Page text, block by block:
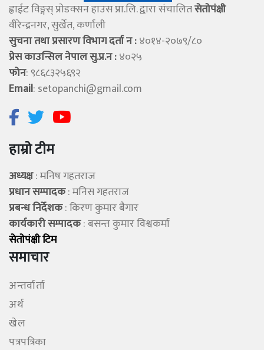
ह्वाईट विङ्गस् प्राेडक्सन हाउस प्रा.लि. द्वारा संचालितसेताेपंक्षी
वीरेन्द्रनगर, सुर्खेत, कर्णाली
सुचना तथा प्रसारण विभाग दर्ता न :४०१४-२०७९/८०
प्रेस काउन्सिल नेपाल सु.प्र.न :४०२५
फोन: ९८६८३२५६९२
Email: setopanchi@gmail.com
हाम्रो टीम
अध्यक्ष: मनिष गहतराज
प्रधान सम्पादक: मनिस गहतराज
प्रबन्ध निर्देशक: किरण कुमार बैगार
कार्यकारी सम्पादक: बसन्त कुमार विश्वकर्मा
सेताेपंक्षी टिम
समाचार
अन्तर्वार्ता
अर्थ
खेल
पत्रपत्रिका